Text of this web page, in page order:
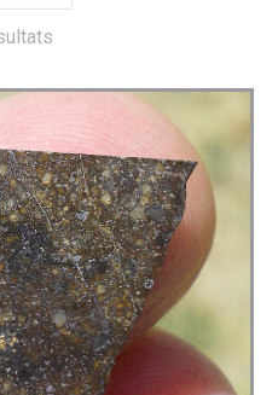
plus
au
plus
ancien